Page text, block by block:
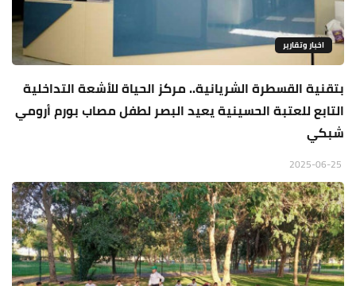
اخبار وتقارير
بتقنية القسطرة الشريانية.. مركز الحياة للأشعة التداخلية
التابع للعتبة الحسينية يعيد البصر لطفل مصاب بورم أرومي
شبكي